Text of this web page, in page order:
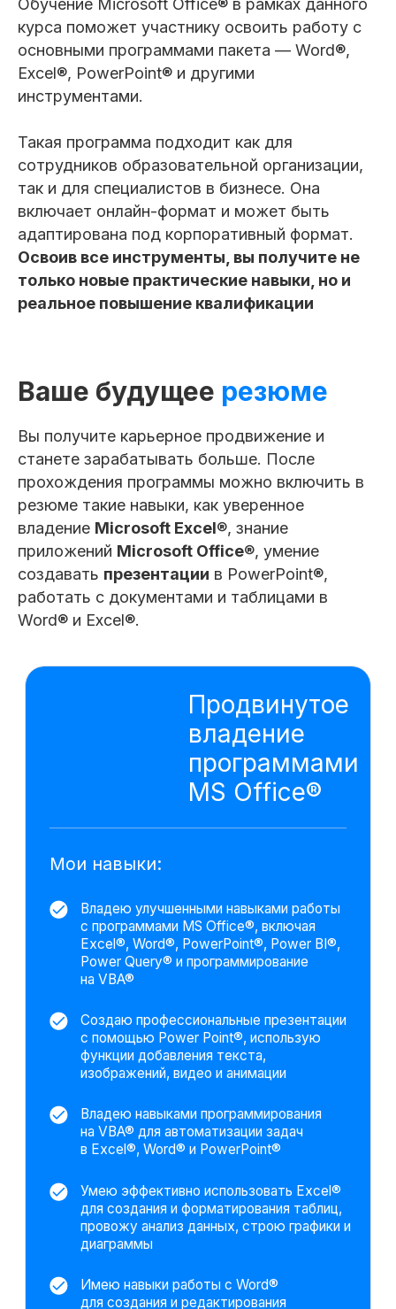
Обучение Microsoft Office® в рамках данного
курса поможет участнику освоить работу с
основными программами пакета — Word®,
Excel®, PowerPoint® и другими
инструментами.
Такая программа подходит как для
сотрудников образовательной организации,
так и для специалистов в бизнесе. Она
включает онлайн-формат и может быть
адаптирована под корпоративный формат.
Освоив все инструменты, вы получите не
только новые практические навыки, но и
реальное повышение квалификации
Ваше будущее резюме
Вы получите карьерное продвижение и
станете зарабатывать больше. После
прохождения программы можно включить в
резюме такие навыки, как уверенное
владение Microsoft Excel®, знание
приложений Microsoft Office®, умение
создавать презентации в PowerPoint®,
работать с документами и таблицами в
Word® и Excel®.
Мои навыки:
с программами MS Office®, включая
Excel®, Word®, PowerPoint®, Power BI®,
Power Query® и программирование
Продвинутое
владение
программами
документов, включая форматирование
текста, создание таблиц и вставку
Создаю профессиональные презентации
с помощью Power Point®, использую
функции добавления текста,
Владею навыками программирования
на VBA® для автоматизации задач
в Excel®, Word® и PowerPoint®
Освоены навыки работы с Power Query®
для импорта, трансформации и загрузки
данных из различных источников
Владею основными принципами работы
с Power BI® для создания интерактивных
отчетов и информационных панелей
Умею эффективно использовать Excel®
Использую полученные знания и навыки
работы с документами, анализа данных
и создания презентаций
на рынке труда благодаря владению
Выполнила визуализацию
ассортимента магазинов
Выбрала из массива данных
корректные значения и произвели
работу по созданию сводных таблиц.
информации о статусе товаров
в магазинах из наиболее
выделяющихся параметров
Технические инструменты.
Дополнительные навыки